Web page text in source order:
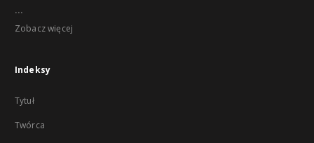
...
Zobacz więcej
Indeksy
Tytuł
Twórca